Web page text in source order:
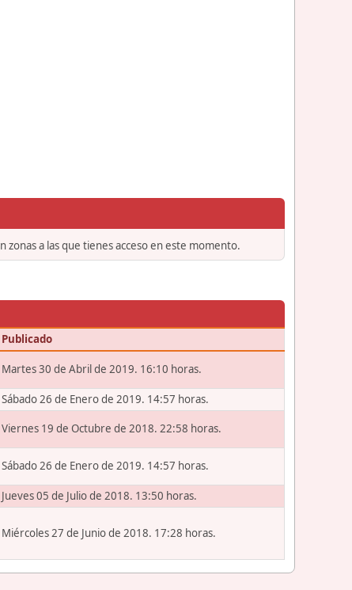
a las que tienes acceso en este momento.
Publicado
Martes 30 de Abril de 2019. 16:10 horas.
Sábado 26 de Enero de 2019. 14:57 horas.
Viernes 19 de Octubre de 2018. 22:58 horas.
Sábado 26 de Enero de 2019. 14:57 horas.
Jueves 05 de Julio de 2018. 13:50 horas.
Miércoles 27 de Junio de 2018. 17:28 horas.